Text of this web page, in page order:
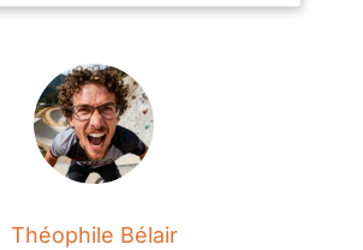
Adapté pour le wakeboard, le
Théophile Bélair